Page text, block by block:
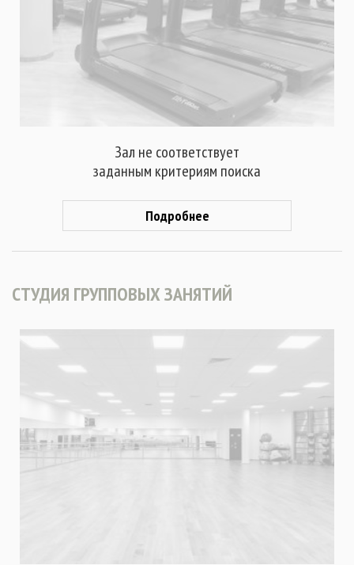
Зал не соответствует
заданным критериям поиска
Подробнее
СТУДИЯ ГРУППОВЫХ ЗАНЯТИЙ